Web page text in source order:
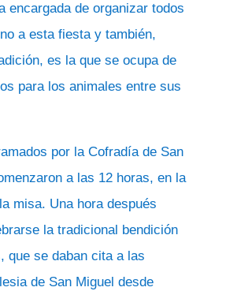
encargada de organizar todos
a esta fiesta y también,
es la que se ocupa de
para los animales entre sus
por la Cofradía de San
a las 12 horas, en la
misa. Una hora después
la tradicional bendición
que se daban cita a las
de San Miguel desde